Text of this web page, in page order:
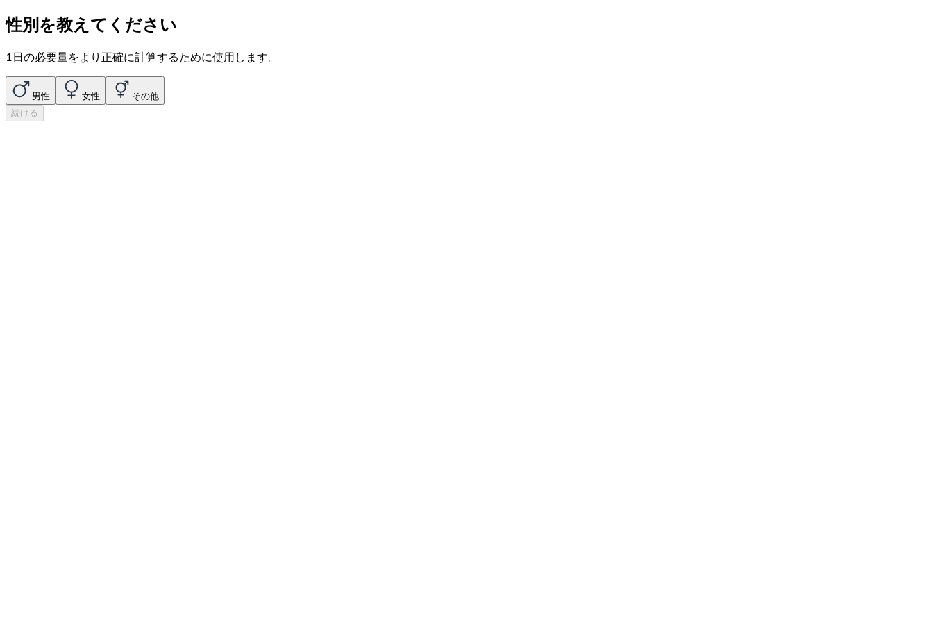
性別を教えてください
1日の必要量をより正確に計算するために使用します。
男性 女性
その他
続ける